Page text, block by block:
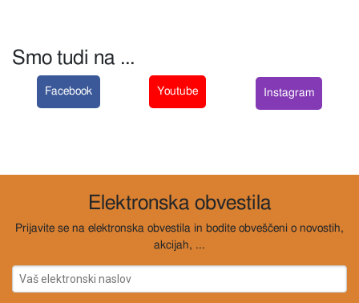
Smo tudi na ...
Facebook Youtube Instagram
Elektronska obvestila
Prijavite se na elektronska obvestila in bodite obveščeni o novostih,
akcijah, ...